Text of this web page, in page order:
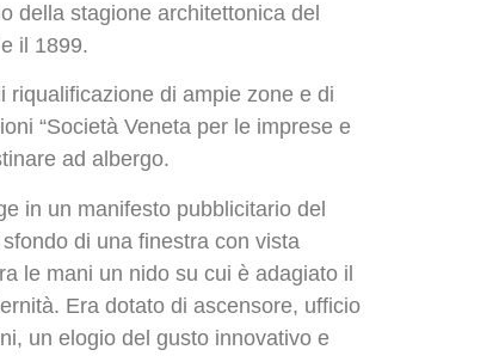
della stagione architettonica del
il 1899.
riqualificazione di ampie zone e di
“Società Veneta per le imprese e
ad albergo.
in un manifesto pubblicitario del
di una finestra con vista
le mani un nido su cui è adagiato il
Era dotato di ascensore, ufficio
un elogio del gusto innovativo e